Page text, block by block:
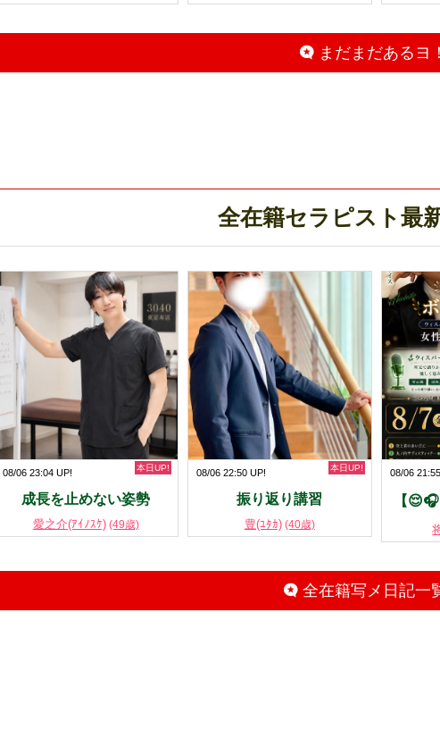
まだまだあるヨ
全在籍セラピスト最
08/06 23:04 UP! 本日UP!
成長を止めない姿勢
愛之介(ｱｲﾉｽｹ) (49歳)
08/06 22:50 UP! 本日UP!
振り返り講習
豊(ﾕﾀｶ) (40歳)
08/06
【
全在籍写メ日記一